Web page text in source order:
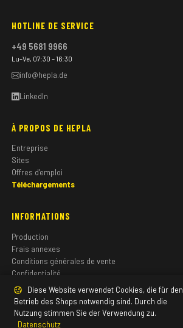
HOTLINE DE SERVICE
+49 5681 9966
Lu–Ve, 07:30 – 16:30
info@hepla.de
LinkedIn
À PROPOS DE HEPLA
Entreprise
Sites
Offres d’emploi
Téléchargements
INFORMATIONS
Production
Frais annexes
Conditions générales de vente
Confidentialité
Mentions légales
Diese Website verwendet Cookies, die für den
Betrieb des Shops notwendig sind. Durch die
Nutzung stimmen Sie der Verwendung zu.
Datenschutz